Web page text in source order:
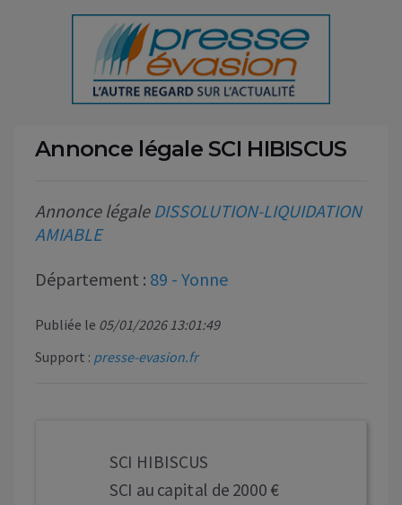
Annonce légale SCI HIBISCUS
Annonce légale DISSOLUTION-LIQUIDATION
AMIABLE
Département : 89 - Yonne
Publiée le 05/01/2026 13:01:49
Support : presse-evasion.fr
SCI HIBISCUS
SCI au capital de 2000 €